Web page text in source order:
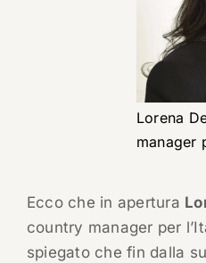
Lorena
manager
Ecco che in apertura
country manager per
spiegato che fin dalla